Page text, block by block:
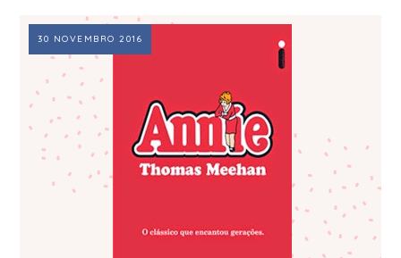
30 NOVEMBRO 2016